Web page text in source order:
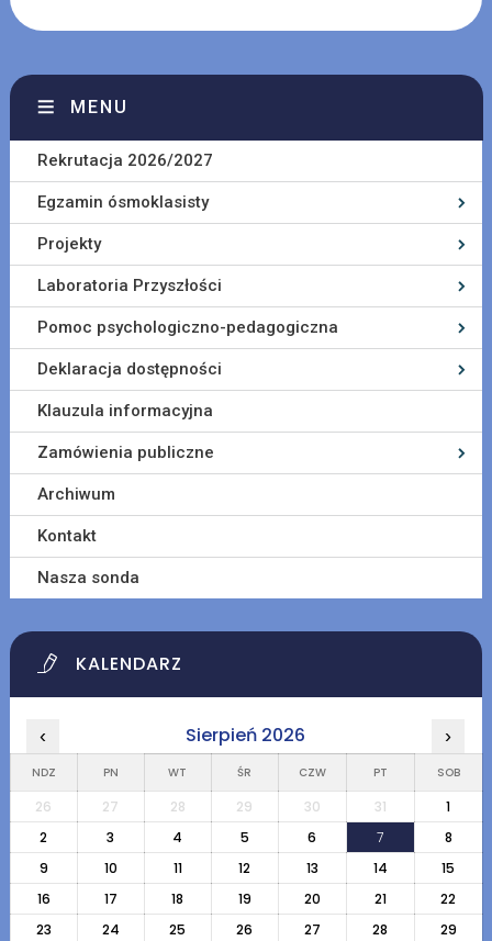
MENU
Rekrutacja 2026/2027
Egzamin ósmoklasisty
Projekty
Laboratoria Przyszłości
Pomoc psychologiczno-pedagogiczna
Deklaracja dostępności
Klauzula informacyjna
Zamówienia publiczne
Archiwum
Kontakt
Nasza sonda
KALENDARZ
‹ Sierpień 2026 ›
NDZ PN WT ŚR CZW PT SOB
26 27 28 29 30 31
1
2
3 4 5 6 7
8
9
10 11 12 13 14
15
16
17 18 19 20 21
22
23
24 25 26 27 28
29